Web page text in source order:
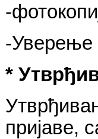
-
-Уверење
*
пријаве,